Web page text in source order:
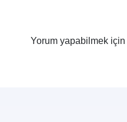
Yorum yapabilmek için